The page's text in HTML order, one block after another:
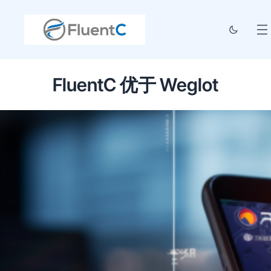
FluentC 优于 Weglot